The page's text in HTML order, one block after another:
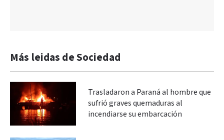
Más leidas de Sociedad
Trasladaron a Paraná al hombre que
sufrió graves quemaduras al
incendiarse su embarcación